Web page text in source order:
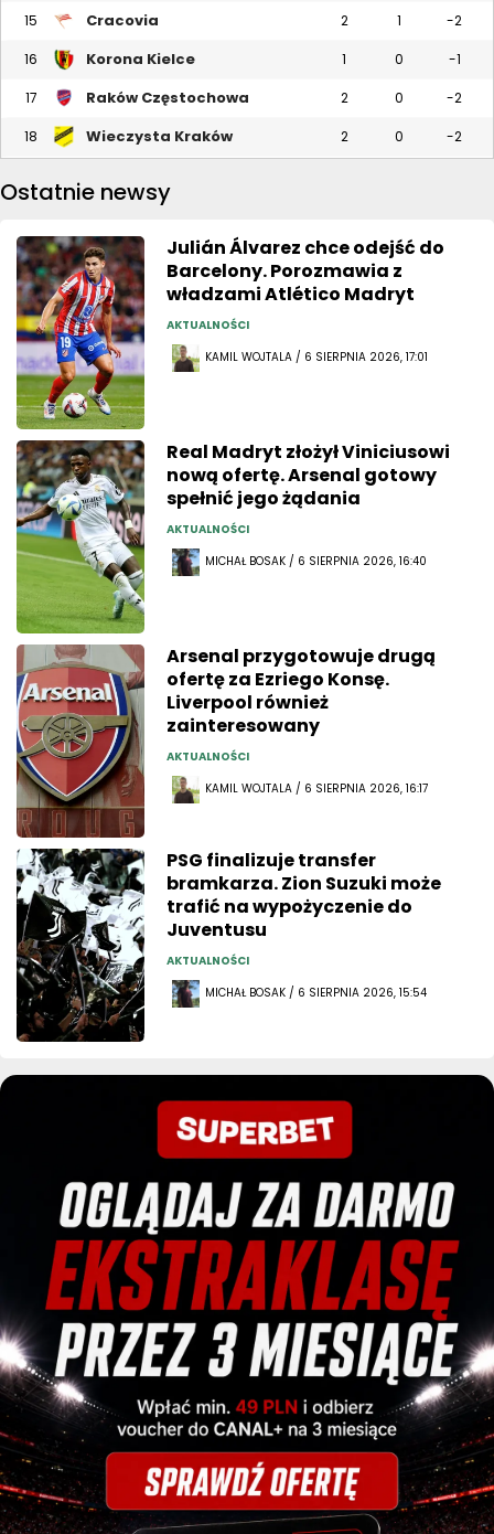
15 Cracovia 2 1 -2
16 Korona Kielce 1 0 -1
17 Raków Częstochowa 2 0 -2
18 Wieczysta Kraków 2 0 -2
Ostatnie newsy
Julián Álvarez chce odejść do
Barcelony. Porozmawia z
władzami Atlético Madryt
AKTUALNOŚCI
KAMIL WOJTALA / 6 SIERPNIA 2026, 17:01
Real Madryt złożył Viniciusowi
nową ofertę. Arsenal gotowy
spełnić jego żądania
AKTUALNOŚCI
MICHAŁ BOSAK / 6 SIERPNIA 2026, 16:40
Arsenal przygotowuje drugą
ofertę za Ezriego Konsę.
Liverpool również
zainteresowany
AKTUALNOŚCI
KAMIL WOJTALA / 6 SIERPNIA 2026, 16:17
PSG finalizuje transfer
bramkarza. Zion Suzuki może
trafić na wypożyczenie do
Juventusu
AKTUALNOŚCI
MICHAŁ BOSAK / 6 SIERPNIA 2026, 15:54